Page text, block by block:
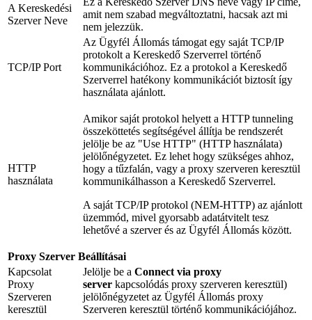
A Kereskedési
Szerver Neve
amit nem szabad megváltoztatni, hacsak azt mi
nem jelezzük.
TCP/IP Port
Az Ügyfél Állomás támogat egy saját TCP/IP
protokolt a Kereskedő Szerverrel történő
kommunikációhoz. Ez a protokol a Kereskedő
Szerverrel hatékony kommunikációt biztosít így
használata ajánlott.
HTTP
használata
Amikor saját protokol helyett a HTTP tunneling
összeköttetés segítségével állítja be rendszerét
jelölje be az "Use HTTP" (HTTP használata)
jelölőnégyzetet. Ez lehet hogy szükséges ahhoz,
hogy a tűzfalán, vagy a proxy szerveren keresztül
kommunikálhasson a Kereskedő Szerverrel.
A saját TCP/IP protokol (NEM-HTTP) az ajánlott
üzemmód, mivel gyorsabb adatátvitelt tesz
lehetővé a szerver és az Ügyfél Állomás között.
Proxy Szerver Beállításai
Kapcsolat
Proxy
Szerveren
keresztül
Jelölje be a Connect via proxy
server kapcsolódás proxy szerveren keresztül)
jelölőnégyzetet az Ügyfél Állomás proxy
Szerveren keresztül történő kommunikációjához.